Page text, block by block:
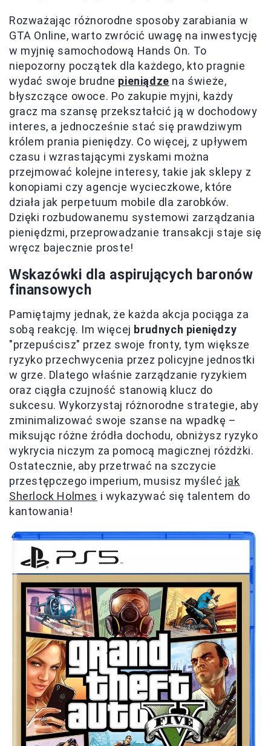
Rozważając różnorodne sposoby zarabiania w
GTA Online, warto zwrócić uwagę na inwestycję
w myjnię samochodową Hands On. To
niepozorny początek dla każdego, kto pragnie
wydać swoje brudne pieniądze na świeże,
błyszczące owoce. Po zakupie myjni, każdy
gracz ma szansę przekształcić ją w dochodowy
interes, a jednocześnie stać się prawdziwym
królem prania pieniędzy. Co więcej, z upływem
czasu i wzrastającymi zyskami można
przejmować kolejne interesy, takie jak sklepy z
konopiami czy agencje wycieczkowe, które
działa jak perpetuum mobile dla zarobków.
Dzięki rozbudowanemu systemowi zarządzania
pieniędzmi, przeprowadzanie transakcji staje się
wręcz bajecznie proste!
Wskazówki dla aspirujących baronów
finansowych
Pamiętajmy jednak, że każda akcja pociąga za
sobą reakcję. Im więcej brudnych pieniędzy
"przepuścisz" przez swoje fronty, tym większe
ryzyko przechwycenia przez policyjne jednostki
w grze. Dlatego właśnie zarządzanie ryzykiem
oraz ciągła czujność stanowią klucz do
sukcesu. Wykorzystaj różnorodne strategie, aby
zminimalizować swoje szanse na wpadkę –
miksując różne źródła dochodu, obniżysz ryzyko
wykrycia niczym za pomocą magicznej różdżki.
Ostatecznie, aby przetrwać na szczycie
przestępczego imperium, musisz myśleć jak
Sherlock Holmes i wykazywać się talentem do
kantowania!